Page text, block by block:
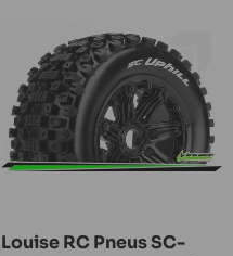
Louise RC Pneus SC-